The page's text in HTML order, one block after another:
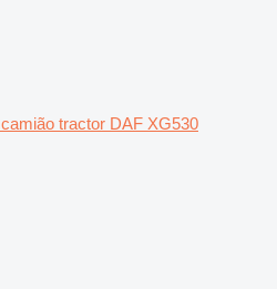
camião tractor DAF XG530